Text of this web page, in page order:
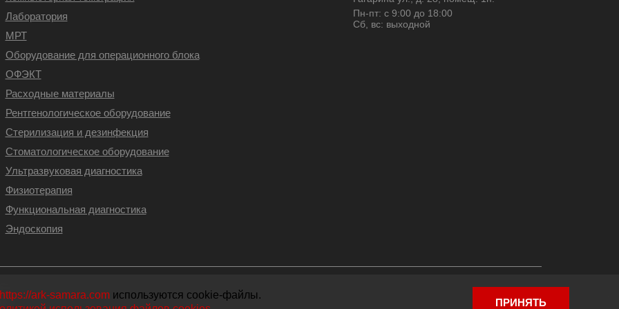
https://ark-samara.com используются cookie-файлы.
ПРИНЯТЬ
Лаборатория
МРТ
Оборудование для операционного блока
ОФЭКТ
Расходные материалы
Рентгенологическое оборудование
Стерилизация и дезинфекция
Стоматологическое оборудование
Ультразвуковая диагностика
Физиотерапия
Функциональная диагностика
Эндоскопия
Пн-пт: с 9:00 до 18:00
Сб, вс: выходной